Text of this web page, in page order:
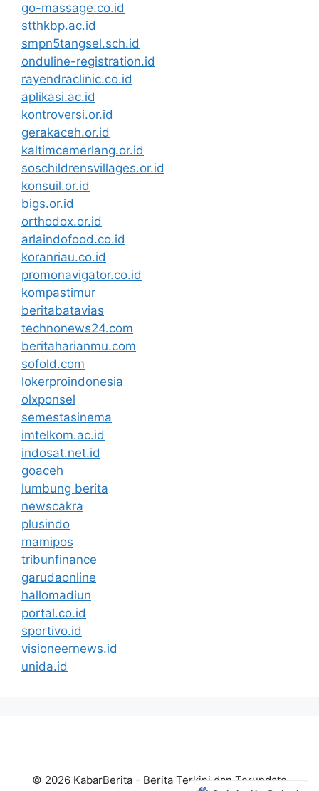
go-massage.co.id
stthkbp.ac.id
smpn5tangsel.sch.id
onduline-registration.id
rayendraclinic.co.id
aplikasi.ac.id
kontroversi.or.id
gerakaceh.or.id
kaltimcemerlang.or.id
soschildrensvillages.or.id
konsuil.or.id
bigs.or.id
orthodox.or.id
arlaindofood.co.id
koranriau.co.id
promonavigator.co.id
kompastimur
beritabatavias
technonews24.com
beritaharianmu.com
sofold.com
lokerproindonesia
olxponsel
semestasinema
imtelkom.ac.id
indosat.net.id
goaceh
lumbung berita
newscakra
plusindo
mamipos
tribunfinance
garudaonline
hallomadiun
portal.co.id
sportivo.id
visioneernews.id
unida.id
© 2026 KabarBerita - Berita Terkini dan Terupdate